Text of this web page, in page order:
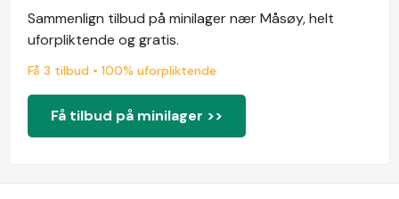
Sammenlign tilbud på minilager nær Måsøy, helt
uforpliktende og gratis.
Få 3 tilbud • 100% uforpliktende
Få tilbud på minilager >>